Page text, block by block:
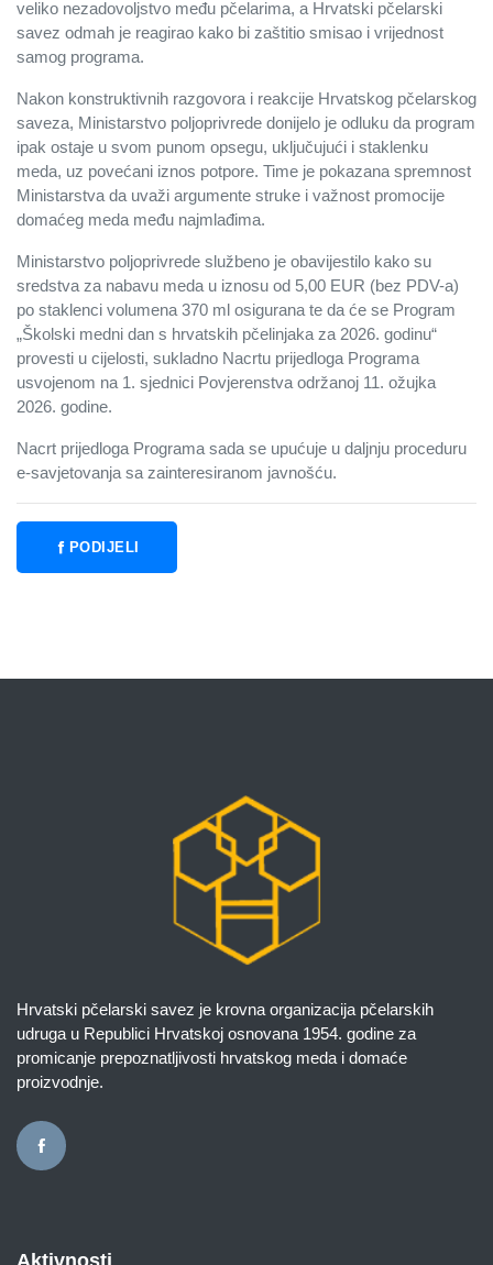
veliko nezadovoljstvo među pčelarima, a Hrvatski pčelarski
savez odmah je reagirao kako bi zaštitio smisao i vrijednost
samog programa.
Nakon konstruktivnih razgovora i reakcije Hrvatskog pčelarskog
saveza, Ministarstvo poljoprivrede donijelo je odluku da program
ipak ostaje u svom punom opsegu, uključujući i staklenku
meda, uz povećani iznos potpore. Time je pokazana spremnost
Ministarstva da uvaži argumente struke i važnost promocije
domaćeg meda među najmlađima.
Ministarstvo poljoprivrede službeno je obavijestilo kako su
sredstva za nabavu meda u iznosu od 5,00 EUR (bez PDV-a)
po staklenci volumena 370 ml osigurana te da će se Program
„Školski medni dan s hrvatskih pčelinjaka za 2026. godinu“
provesti u cijelosti, sukladno Nacrtu prijedloga Programa
usvojenom na 1. sjednici Povjerenstva održanoj 11. ožujka
2026. godine.
Nacrt prijedloga Programa sada se upućuje u daljnju proceduru
e-savjetovanja sa zainteresiranom javnošću.
PODIJELI
Hrvatski pčelarski savez je krovna organizacija pčelarskih
udruga u Republici Hrvatskoj osnovana 1954. godine za
promicanje prepoznatljivosti hrvatskog meda i domaće
proizvodnje.
Aktivnosti